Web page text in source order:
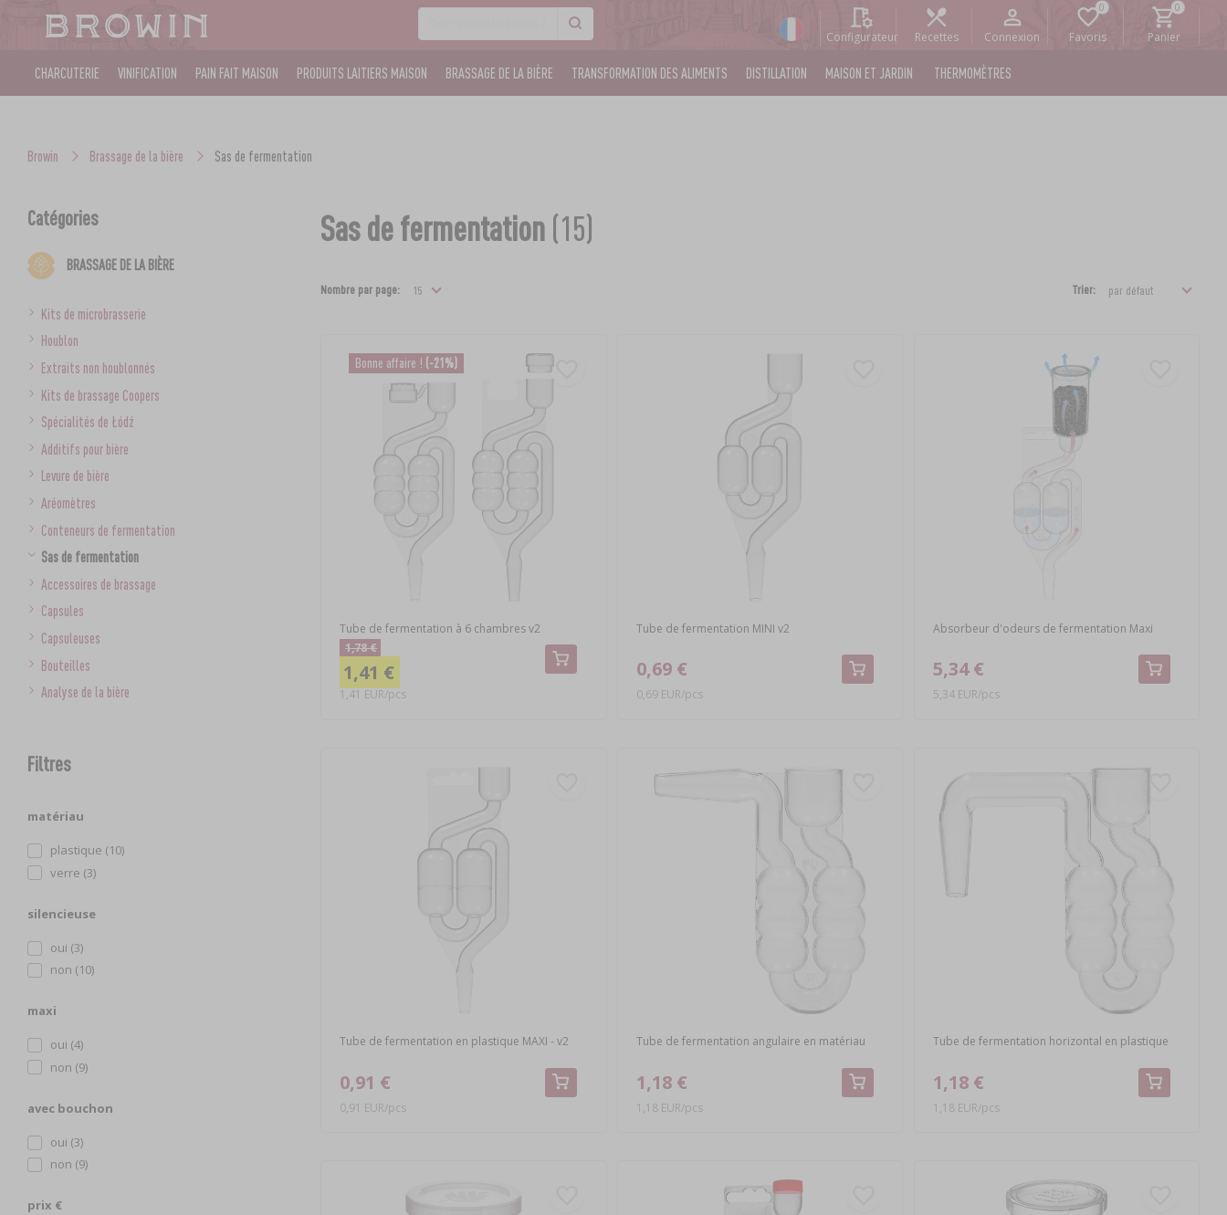
Configurateur Recettes Connexion Favoris Panier
CHARCUTERIE VINIFICATION PAIN FAIT MAISON PRODUITS LAITIERS MAISON BRASSAGE DE LA BIÈRE TRANSFORMATION DES ALIMENTS DISTILLATION MAISON ET JARDIN THERMOMÈTRES
Browin Brassage de la bière Sas de fermentation
Catégories
BRASSAGE DE LA BIÈRE
Kits de microbrasserie
Houblon
Extraits non houblonnés
Kits de brassage Coopers
Spécialités de Łódź
Additifs pour bière
Levure de bière
Aréomètres
Conteneurs de fermentation
Sas de fermentation
Accessoires de brassage
Capsules
Capsuleuses
Bouteilles
Analyse de la bière
Filtres
matériau
plastique (10)
verre (3)
silencieuse
oui (3)
non (10)
maxi
oui (4)
non (9)
avec bouchon
oui (3)
non (9)
prix €
Sas de fermentation(15)
Nombre par page: Trier:
Bonne affaire ! (-21%)
Tube de fermentation à 6 chambres v2
1,78 €
1,41 €
1,41 EUR/pcs
Tube de fermentation MINI v2
0,69 €
0,69 EUR/pcs
Absorbeur d'odeurs de fermentation Maxi
5,34 €
5,34 EUR/pcs
Tube de fermentation en plastique MAXI - v2
0,91 €
0,91 EUR/pcs
Tube de fermentation angulaire en matériau
1,18 €
1,18 EUR/pcs
Tube de fermentation horizontal en plastique
1,18 €
1,18 EUR/pcs